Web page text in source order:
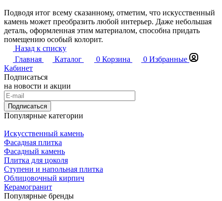
Подводя итог всему сказанному, отметим, что искусственный
камень может преобразить любой интерьер. Даже небольшая
деталь, оформленная этим материалом, способна придать
помещению особый колорит.
Назад к списку
Главная
Каталог 0 Корзина 0 Избранные
Кабинет
Подписаться
на новости и акции
Подписаться
Популярные категории
Искусственный камень
Фасадная плитка
Фасадный камень
Плитка для цоколя
Ступени и напольная плитка
Облицовочный кирпич
Керамогранит
Популярные бренды